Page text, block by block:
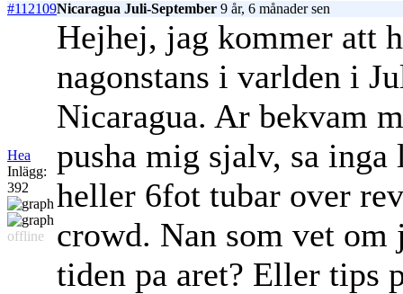
#112109Nicaragua Juli-September 9 år, 6 månader sen
Hea
Inlägg:
392
offline
Hejhej, jag kommer att
nagonstans i varlden i
Nicaragua. Ar bekvam
pusha mig sjalv, sa
heller 6fot tubar over
crowd. Nan som vet om
tiden pa aret? Eller tips